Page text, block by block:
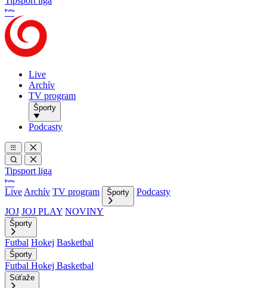
Live
Archív
TV program
Športy
Podcasty
Tipsport liga
Live Archív TV program Športy
Podcasty
JOJ JOJ PLAY NOVINY
Športy
Futbal Hokej Basketbal
Športy
Futbal Hokej Basketbal
Súťaže